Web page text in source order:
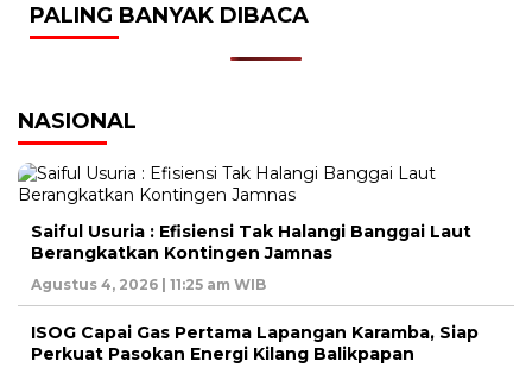
PALING BANYAK DIBACA
NASIONAL
Saiful Usuria : Efisiensi Tak Halangi Banggai Laut
Berangkatkan Kontingen Jamnas
Agustus 4, 2026 | 11:25 am WIB
ISOG Capai Gas Pertama Lapangan Karamba, Siap
Perkuat Pasokan Energi Kilang Balikpapan